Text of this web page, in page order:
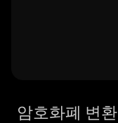
암호화폐 변